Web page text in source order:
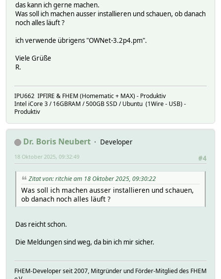
das kann ich gerne machen.
Was soll ich machen ausser installieren und schauen, ob danach
noch alles läuft ?
ich verwende übrigens "OWNet-3.2p4.pm".
Viele Grüße
R.
IPU662 IPFIRE & FHEM (Homematic + MAX) - Produktiv
Intel iCore 3 / 16GBRAM / 500GB SSD / Ubuntu (1Wire - USB) -
Produktiv
Dr. Boris Neubert
Developer
#4
18 Oktober 2025, 09:32:49
Zitat von: ritchie am 18 Oktober 2025, 09:30:22
Was soll ich machen ausser installieren und schauen,
ob danach noch alles läuft ?
Das reicht schon.
Die Meldungen sind weg, da bin ich mir sicher.
FHEM-Developer seit 2007, Mitgründer und Förder-Mitglied des FHEM